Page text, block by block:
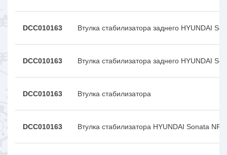
DCC010163 Втулка стабилизатора заднего HYUNDAI Son
DCC010163 Втулка стабилизатора заднего HYUNDAI Son
DCC010163 Втулка стабилизатора
DCC010163 Втулка стабилизатора HYUNDAI Sonata NF (